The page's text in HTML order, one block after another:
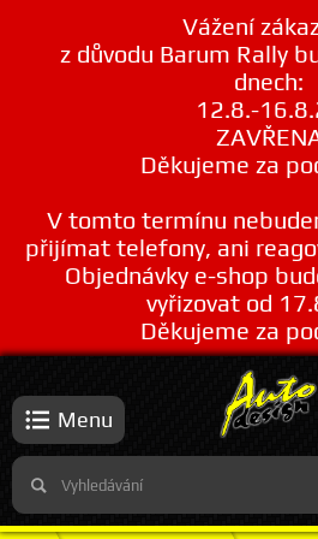
Vážení
z důvodu Barum Rally
dnech:
12.8.-
Děkujeme za
V tomto termínu
přijímat telefony, ani
Objednávky e-shop
vyřizovat od
Děkujeme za
Menu